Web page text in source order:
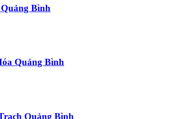
Bình
Quảng Bình
Quảng Bình